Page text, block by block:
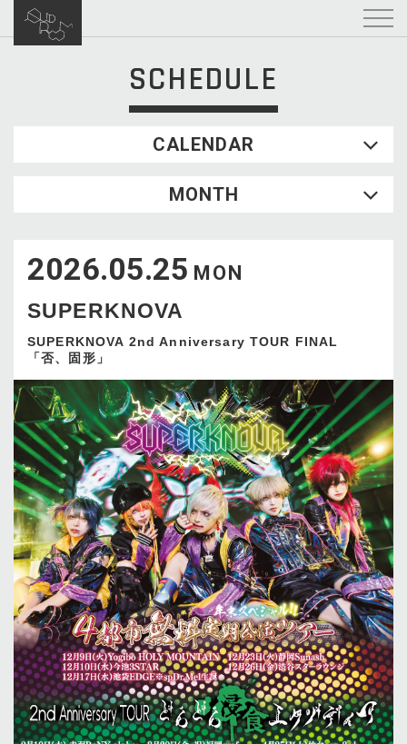
SCHEDULE
CALENDAR
WED
2
3 4 5
16
17 18
23
24 25 26 27 28
30
31
MONTH
2026.05.25 MON
SUPERKNOVA
SUPERKNOVA 2nd Anniversary TOUR FINAL
「否、固形」